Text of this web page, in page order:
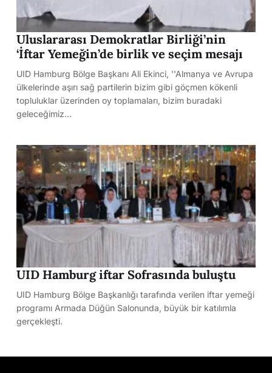
Uluslararası Demokratlar Birliği’nin
‘İftar Yemeğin’de birlik ve seçim mesajı
UID Hamburg Bölge Başkanı Ali Ekinci, ''Almanya ve Avrupa
ülkelerinde aşırı sağ partilerin bizim gibi göçmen kökenli
topluluklar üzerinden oy toplamaları, bizim buradaki
geleceğimiz…
UID Hamburg iftar Sofrasında buluştu
UID Hamburg Bölge Başkanlığı tarafında verilen iftar yemeği
programı Armada Düğün Salonunda, büyük bir katılımla
gerçekleşti.